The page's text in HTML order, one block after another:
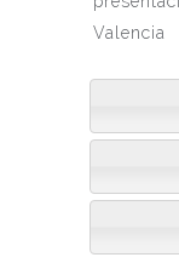
Valencia